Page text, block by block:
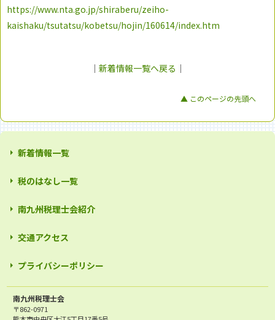
https://www.nta.go.jp/shiraberu/zeiho-
kaishaku/tsutatsu/kobetsu/hojin/160614/index.htm
｜ 新着情報一覧へ戻る ｜
▲ このページの先頭へ
新着情報一覧
税のはなし一覧
南九州税理士会紹介
交通アクセス
プライバシーポリシー
南九州税理士会
〒862-0971